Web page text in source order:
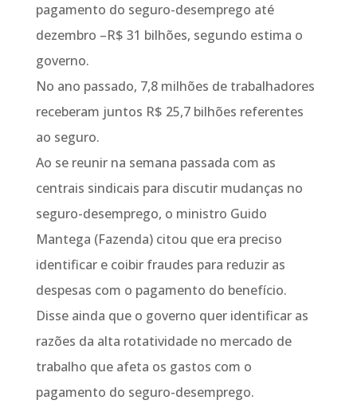
pagamento do seguro-desemprego até
dezembro –R$ 31 bilhões, segundo estima o
governo.
No ano passado, 7,8 milhões de trabalhadores
receberam juntos R$ 25,7 bilhões referentes
ao seguro.
Ao se reunir na semana passada com as
centrais sindicais para discutir mudanças no
seguro-desemprego, o ministro Guido
Mantega (Fazenda) citou que era preciso
identificar e coibir fraudes para reduzir as
despesas com o pagamento do benefício.
Disse ainda que o governo quer identificar as
razões da alta rotatividade no mercado de
trabalho que afeta os gastos com o
pagamento do seguro-desemprego.